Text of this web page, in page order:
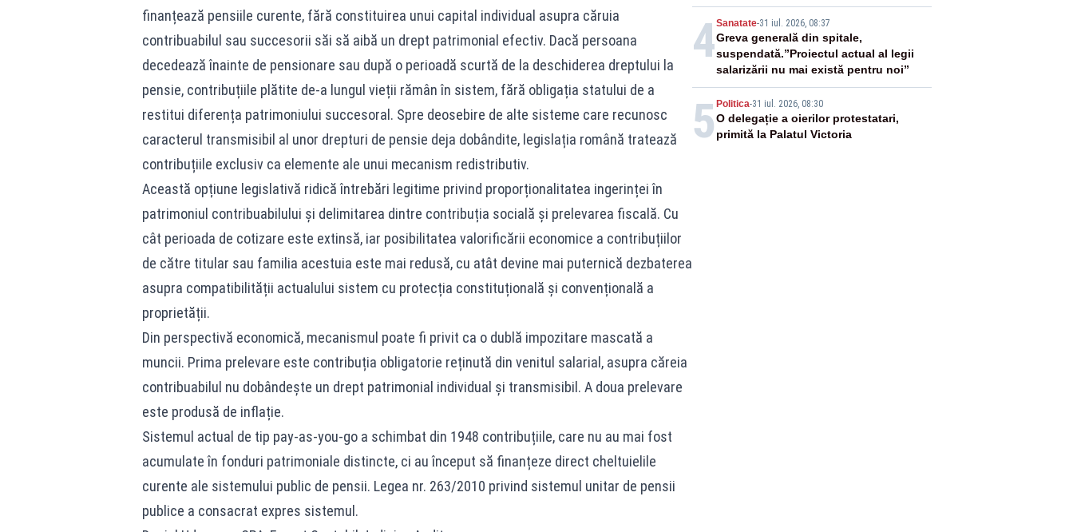
finanțează pensiile curente, fără constituirea unui capital individual asupra căruia
contribuabilul sau succesorii săi să aibă un drept patrimonial efectiv. Dacă persoana
decedează înainte de pensionare sau după o perioadă scurtă de la deschiderea dreptului la
pensie, contribuțiile plătite de-a lungul vieții rămân în sistem, fără obligația statului de a
restitui diferența patrimoniului succesoral. Spre deosebire de alte sisteme care recunosc
caracterul transmisibil al unor drepturi de pensie deja dobândite, legislația română tratează
contribuțiile exclusiv ca elemente ale unui mecanism redistributiv.
Această opțiune legislativă ridică întrebări legitime privind proporționalitatea ingerinței în
patrimoniul contribuabilului și delimitarea dintre contribuția socială și prelevarea fiscală. Cu
cât perioada de cotizare este extinsă, iar posibilitatea valorificării economice a contribuțiilor
de către titular sau familia acestuia este mai redusă, cu atât devine mai puternică dezbaterea
asupra compatibilității actualului sistem cu protecția constituțională și convențională a
proprietății.
Din perspectivă economică, mecanismul poate fi privit ca o dublă impozitare mascată a
muncii. Prima prelevare este contribuția obligatorie reținută din venitul salarial, asupra căreia
contribuabilul nu dobândește un drept patrimonial individual și transmisibil. A doua prelevare
este produsă de inflație.
Sistemul actual de tip pay-as-you-go a schimbat din 1948 contribuțiile, care nu au mai fost
acumulate în fonduri patrimoniale distincte, ci au început să finanțeze direct cheltuielile
curente ale sistemului public de pensii. Legea nr. 263/2010 privind sistemul unitar de pensii
publice a consacrat expres sistemul.
4Sanatate-31 iul. 2026, 08:37
Greva generală din spitale,
suspendată.”Proiectul actual al legii
salarizării nu mai există pentru noi”
5 Politica-31 iul. 2026, 08:30
O delegație a oierilor protestatari,
primită la Palatul Victoria